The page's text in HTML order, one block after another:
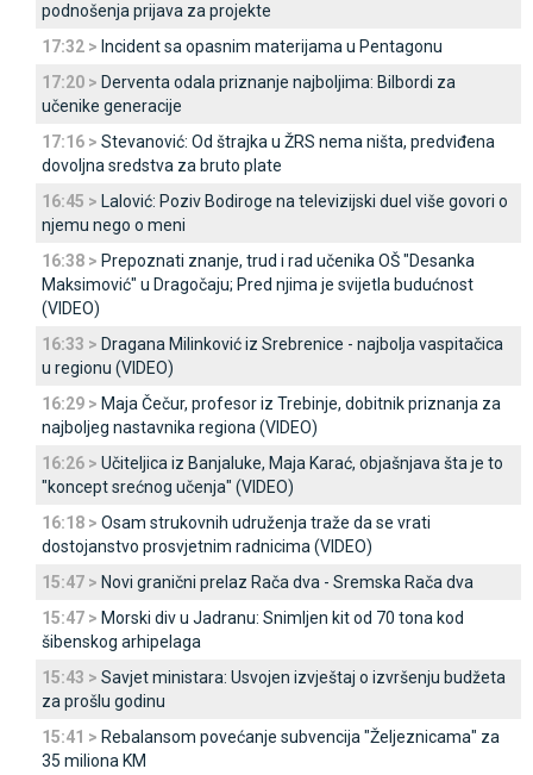
podnošenja prijava za projekte
17:32 > Incident sa opasnim materijama u Pentagonu
17:20 > Derventa odala priznanje najboljima: Bilbordi za
učenike generacije
17:16 > Stevanović: Od štrajka u ŽRS nema ništa, predviđena
dovoljna sredstva za bruto plate
16:45 > Lalović: Poziv Bodiroge na televizijski duel više govori o
njemu nego o meni
16:38 > Prepoznati znanje, trud i rad učenika OŠ "Desanka
Maksimović" u Dragočaju; Pred njima je svijetla budućnost
(VIDEO)
16:33 > Dragana Milinković iz Srebrenice - najbolja vaspitačica
u regionu (VIDEO)
16:29 > Maja Čečur, profesor iz Trebinje, dobitnik priznanja za
najboljeg nastavnika regiona (VIDEO)
16:26 > Učiteljica iz Banjaluke, Maja Karać, objašnjava šta je to
"koncept srećnog učenja" (VIDEO)
16:18 > Osam strukovnih udruženja traže da se vrati
dostojanstvo prosvjetnim radnicima (VIDEO)
15:47 > Novi granični prelaz Rača dva - Sremska Rača dva
15:47 > Morski div u Јadranu: Snimljen kit od 70 tona kod
šibenskog arhipelaga
15:43 > Savjet ministara: Usvojen izvještaj o izvršenju budžeta
za prošlu godinu
15:41 > Rebalansom povećanje subvencija "Željeznicama" za
35 miliona KM